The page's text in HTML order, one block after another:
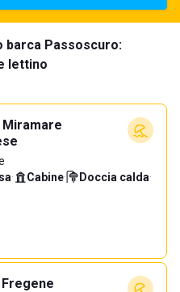
barca Passoscuro:
lettino
· Cabine· Doccia calda·